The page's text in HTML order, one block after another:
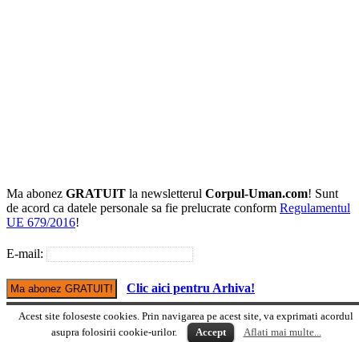
Ma abonez GRATUIT la newsletterul Corpul-Uman.com! Sunt
de acord ca datele personale sa fie prelucrate conform Regulamentul
UE 679/2016!
E-mail:
Clic aici pentru Arhiva!
Versiune mobile
Acest site foloseste cookies. Prin navigarea pe acest site, va exprimati acordul
asupra folosirii cookie-urilor.
Accept Aflati mai multe...
© Copyright Corpul-uman.com